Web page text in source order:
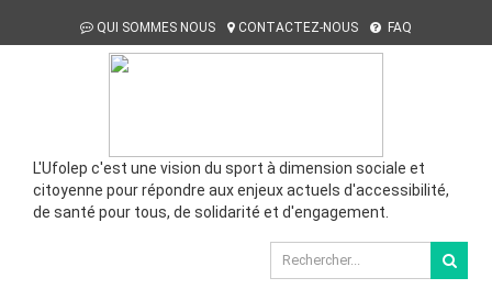
QUI SOMMES NOUS CONTACTEZ-NOUS FAQ
L'Ufolep c'est une vision du sport à dimension sociale et
citoyenne pour répondre aux enjeux actuels d'accessibilité,
de santé pour tous, de solidarité et d'engagement.